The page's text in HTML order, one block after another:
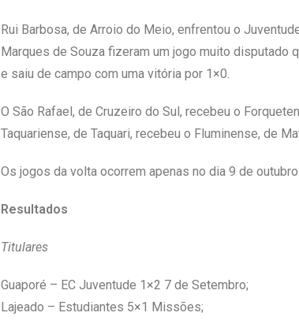
Rui Barbosa, de Arroio do Meio, enfrentou o
Marques de Souza fizeram um jogo muito disputado
e saiu de campo com uma vitória por 1×0.
O São Rafael, de Cruzeiro do Sul, recebeu o
Taquariense, de Taquari, recebeu o Fluminense, de
Os jogos da volta ocorrem apenas no dia 9 de
Resultados
Titulares
Guaporé – EC Juventude 1×2 7 de Setembro;
Lajeado – Estudiantes 5×1 Missões;